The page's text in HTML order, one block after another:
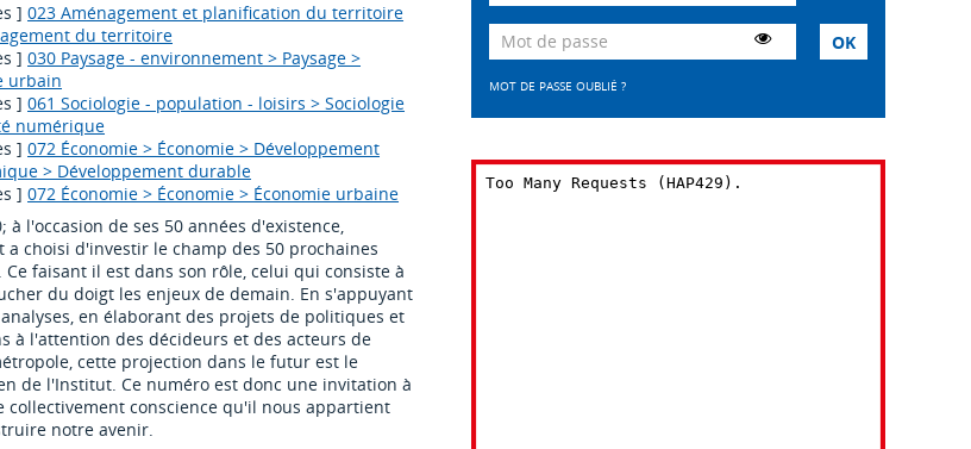
]023 Aménagement et planification du territoire
du territoire
]030 Paysage - environnement > Paysage >
urbain
]061 Sociologie - population - loisirs > Sociologie
numérique
]072 Économie > Économie > Développement
> Développement durable
]072 Économie > Économie > Économie urbaine
à l'occasion de ses 50 années d'existence,
a choisi d'investir le champ des 50 prochaines
Ce faisant il est dans son rôle, celui qui consiste à
du doigt les enjeux de demain. En s'appuyant
en élaborant des projets de politiques et
à l'attention des décideurs et des acteurs de
cette projection dans le futur est le
de l'Institut. Ce numéro est donc une invitation à
collectivement conscience qu'il nous appartient
notre avenir.
MOT DE PASSE OUBLIÉ ?